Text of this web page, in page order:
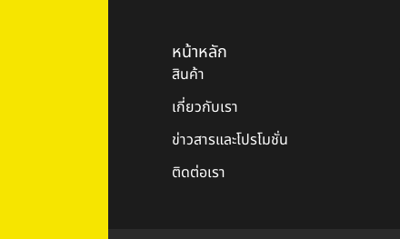
หน้าหลัก
สินค้า
เกี่ยวกับเรา
ข่าวสารและโปรโมชั่น
ติดต่อเรา